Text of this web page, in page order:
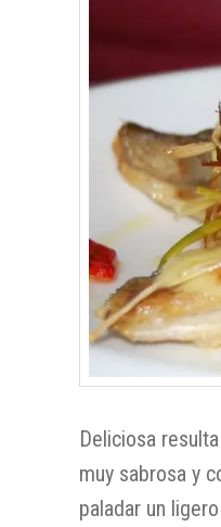
Deliciosa
muy sabrosa y
paladar un